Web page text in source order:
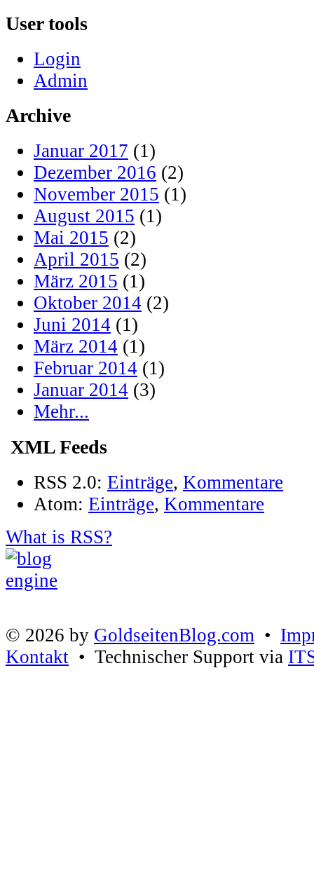
User tools
Login
Admin
Archive
Januar 2017 (1)
Dezember 2016 (2)
November 2015 (1)
August 2015 (1)
Mai 2015 (2)
April 2015 (2)
März 2015 (1)
Oktober 2014 (2)
Juni 2014 (1)
März 2014 (1)
Februar 2014 (1)
Januar 2014 (3)
Mehr...
XML Feeds
RSS 2.0: Einträge, Kommentare
Atom: Einträge, Kommentare
What is RSS?
© 2026 by GoldseitenBlog.com •
Kontakt • Technischer Support via